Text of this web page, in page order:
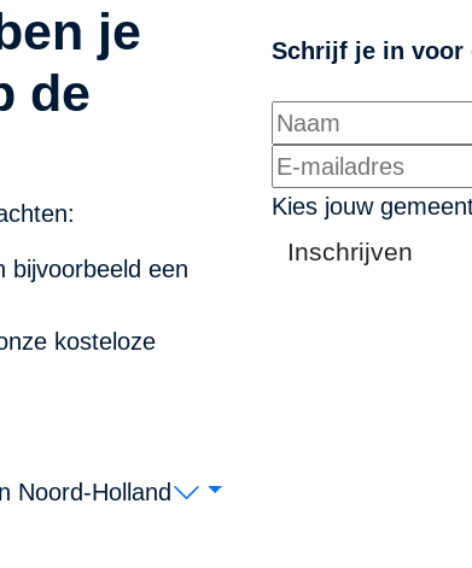
je
de
bijvoorbeeld een
kosteloze
Schrijf je in voor
Kies jouw
Inschrijven